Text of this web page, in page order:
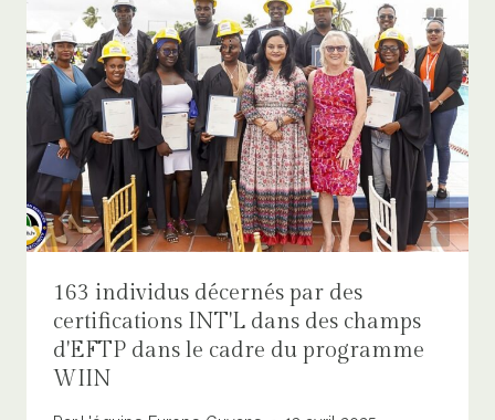
163 individus décernés par des
certifications INT'L dans des champs
d'EFTP dans le cadre du programme
WIIN